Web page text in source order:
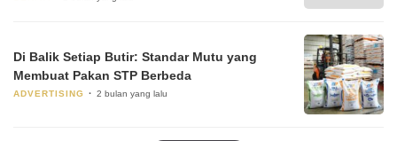
Di Balik Setiap Butir: Standar Mutu yang
Membuat Pakan STP Berbeda
ADVERTISING 2 bulan yang lalu